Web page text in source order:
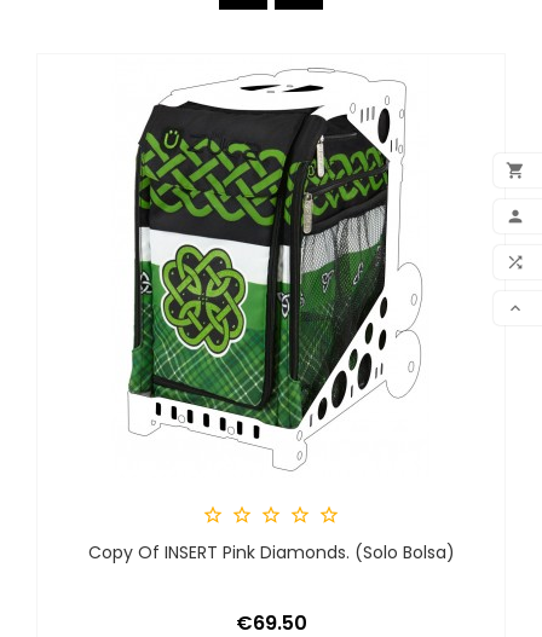




    
Copy Of INSERT Pink Diamonds. (solo Bolsa)
Price
€69.50